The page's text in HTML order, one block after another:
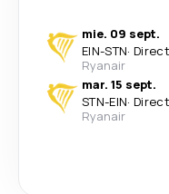
mie. 09 sept.
EIN-STN· Direct
Ryanair
mar. 15 sept.
STN-EIN· Direct
Ryanair